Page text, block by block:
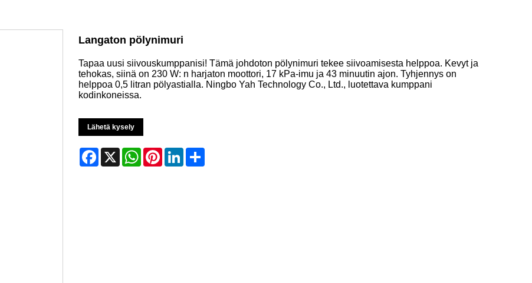
Langaton pölynimuri
Tapaa uusi siivouskumppanisi! Tämä johdoton pölynimuri tekee siivoamisesta helppoa. Kevyt ja
tehokas, siinä on 230 W: n harjaton moottori, 17 kPa-imu ja 43 minuutin ajon. Tyhjennys on
helppoa 0,5 litran pölyastialla. Ningbo Yah Technology Co., Ltd., luotettava kumppani
kodinkoneissa.
Lähetä kysely
Facebook
X WhatsApp
PinterestLinkedIn